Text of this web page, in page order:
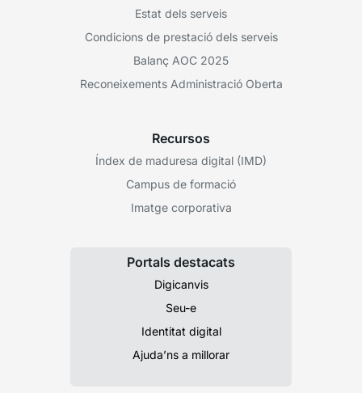
Estat dels serveis
Condicions de prestació dels serveis
Balanç AOC 2025
Reconeixements Administració Oberta
Recursos
Índex de maduresa digital (IMD)
Campus de formació
Imatge corporativa
Portals destacats
Digicanvis
Seu-e
Identitat digital
Ajuda’ns a millorar